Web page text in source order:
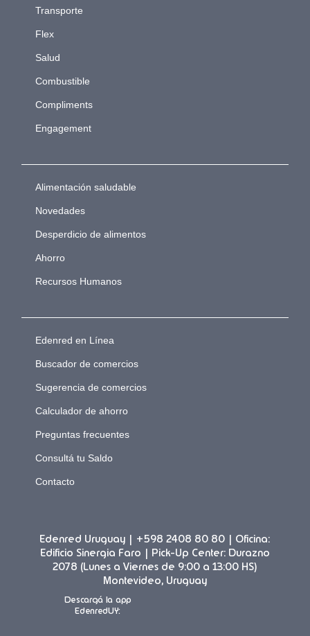
Transporte
Flex
Salud
Combustible
Compliments
Engagement
Alimentación saludable
Novedades
Desperdicio de alimentos
Ahorro
Recursos Humanos
Edenred en Línea
Buscador de comercios
Sugerencia de comercios
Calculador de ahorro
Preguntas frecuentes
Consultá tu Saldo
Contacto
Edenred Uruguay | +598 2408 80 80 | Oficina:
Edificio Sinergia Faro | Pick-Up Center: Durazno
2078 (Lunes a Viernes de 9:00 a 13:00 HS)
Montevideo, Uruguay
Descargá la app
EdenredUY: